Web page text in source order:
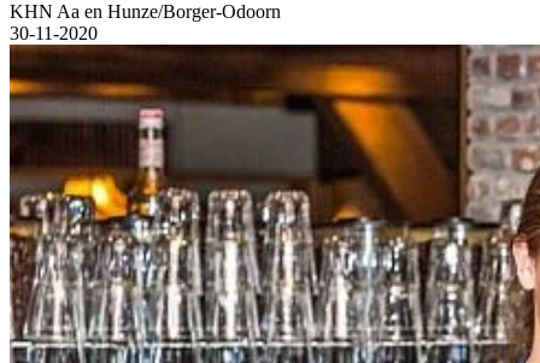
KHN Aa en Hunze/Borger-Odoorn
30-11-2020